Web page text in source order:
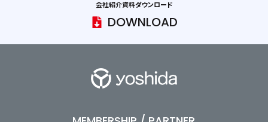
会社紹介資料ダウンロード
DOWNLOAD